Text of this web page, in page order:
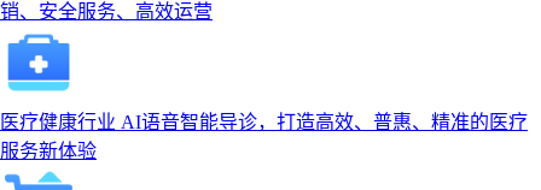
销、安全服务、高效运营
医疗健康行业 AI语音智能导诊，打造高效、普惠、精准的医疗
服务新体验